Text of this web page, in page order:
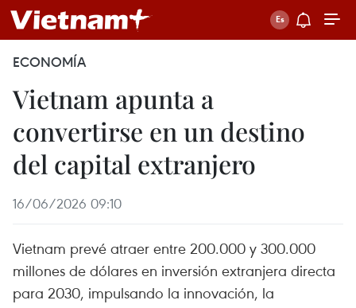
ECONOMÍA
Vietnam apunta a
convertirse en un destino
del capital extranjero
16/06/2026 09:10
Vietnam prevé atraer entre 200.000 y 300.000
millones de dólares en inversión extranjera directa
para 2030, impulsando la innovación, la